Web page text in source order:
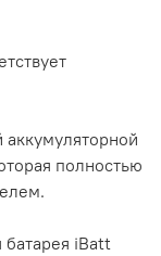
полностью
батарея iBatt